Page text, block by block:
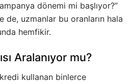
dönemi mi başlıyor?”
de, uzmanlar bu oranların hala
hemfikir.
Aralanıyor mu?
kullanan binlerce